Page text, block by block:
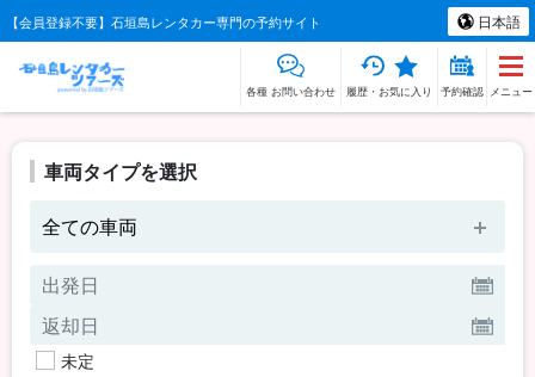
【会員登録不要】石垣島レンタカー専門の予約サイト 日本語
各種 お問い合わせ 履歴・お気に入り 予約確認 メニュー
車両タイプを選択
全ての車両
未定